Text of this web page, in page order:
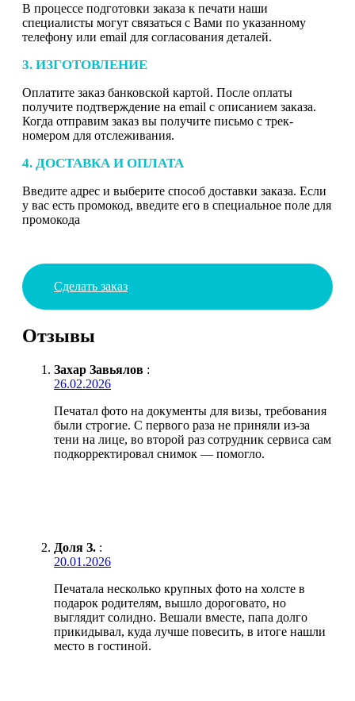
В процессе подготовки заказа к печати наши
специалисты могут связаться с Вами по указанному
телефону или email для согласования деталей.
3. ИЗГОТОВЛЕНИЕ
Оплатите заказ банковской картой. После оплаты
получите подтверждение на email с описанием заказа.
Когда отправим заказ вы получите письмо с трек-
номером для отслеживания.
4. ДОСТАВКА И ОПЛАТА
Введите адрес и выберите способ доставки заказа. Если
у вас есть промокод, введите его в специальное поле для
промокода
Сделать заказ
Отзывы
Захар Завьялов :
26.02.2026
Печатал фото на документы для визы, требования
были строгие. С первого раза не приняли из-за
тени на лице, во второй раз сотрудник сервиса сам
подкорректировал снимок — помогло.
Доля З. :
20.01.2026
Печатала несколько крупных фото на холсте в
подарок родителям, вышло дороговато, но
выглядит солидно. Вешали вместе, папа долго
прикидывал, куда лучше повесить, в итоге нашли
место в гостиной.